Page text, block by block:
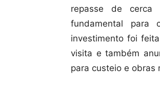
repasse de cerca
fundamental para
investimento foi
visita e também
para custeio e obras